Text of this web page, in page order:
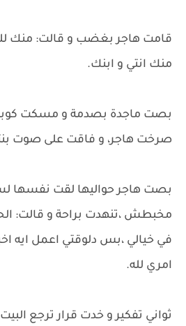
قامت هاجر بغضب و قالت: منك لله
منك انتي و ابنك.
بصت ماجدة بصدمة و مسكت
صرخت هاجر، و فاقت على صوت
بصت هاجر حواليها لقت نفسها
مخبطش ،تنهدت براحة و قالت:
في خيالي ،بس دلوقتي اعمل ايه
امري لله.
ثواني تفكير و خدت قرار ترجع